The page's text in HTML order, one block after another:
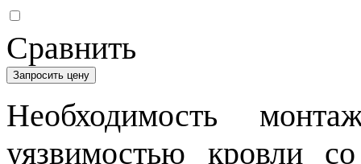
Сравнить
Запросить цену
Необходимость
уязвимостью кровли